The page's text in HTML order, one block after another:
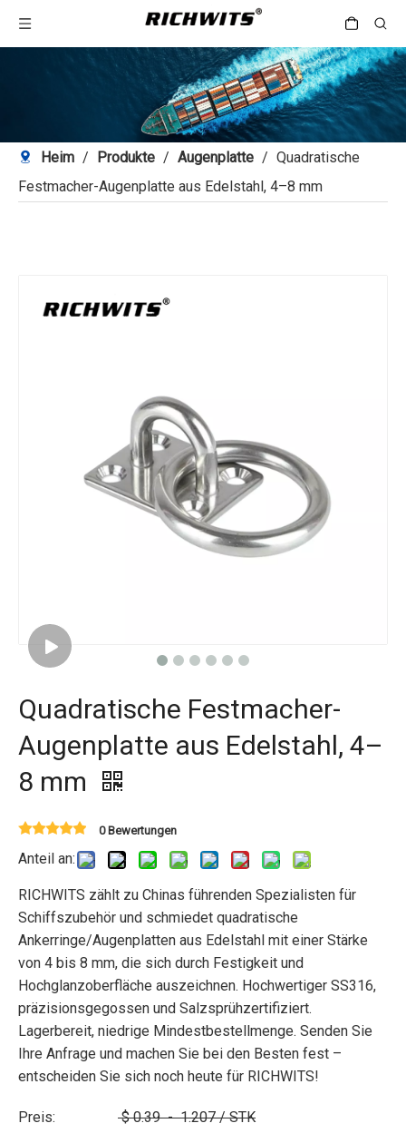
Heim / Produkte / Augenplatte / Quadratische
Festmacher-Augenplatte aus Edelstahl, 4–8 mm
Quadratische Festmacher-
Augenplatte aus Edelstahl, 4–
8 mm
0 Bewertungen
Anteil an:
RICHWITS zählt zu Chinas führenden Spezialisten für
Schiffszubehör und schmiedet quadratische
Ankerringe/Augenplatten aus Edelstahl mit einer Stärke
von 4 bis 8 mm, die sich durch Festigkeit und
Hochglanzoberfläche auszeichnen. Hochwertiger SS316,
präzisionsgegossen und Salzsprühzertifiziert.
Lagerbereit, niedrige Mindestbestellmenge. Senden Sie
Ihre Anfrage und machen Sie bei den Besten fest –
entscheiden Sie sich noch heute für RICHWITS!
Preis: $ 0.39 - 1.207 / STK